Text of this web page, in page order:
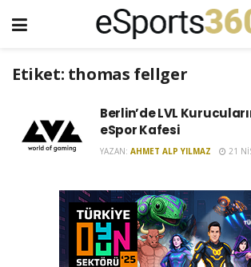
Etiket: thomas fellger
Berlin’de LVL
eSpor Kafesi
YAZAN: AHMET ALP YILMAZ 21